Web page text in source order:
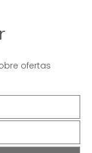
ofertas